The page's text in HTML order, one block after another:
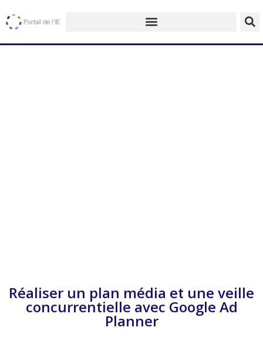
Réaliser un plan média et une veille
concurrentielle avec Google Ad
Planner